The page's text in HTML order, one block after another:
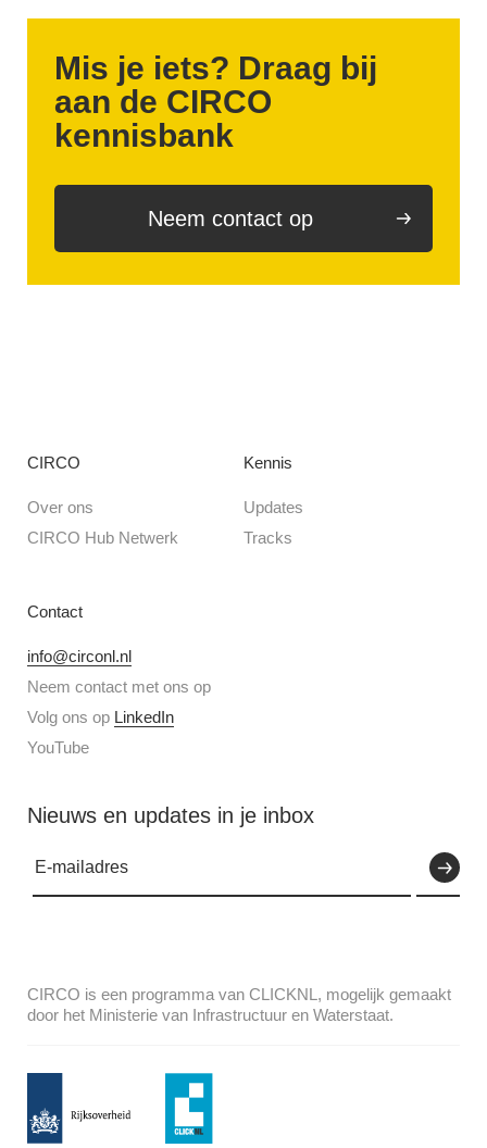
Mis je iets? Draag bij
aan de CIRCO
kennisbank
Neem contact op
CIRCO
Over ons
CIRCO Hub Netwerk
Kennis
Updates
Tracks
Contact
info@circonl.nl
Neem contact met ons op
Volg ons op LinkedIn
YouTube
Nieuws en updates in je inbox
CIRCO is een programma van CLICKNL, mogelijk gemaakt
door het Ministerie van Infrastructuur en Waterstaat.